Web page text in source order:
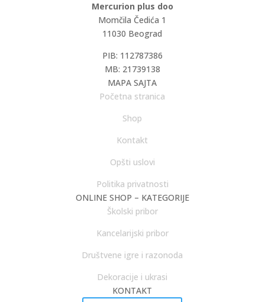
Mercurion plus doo
Momčila Čedića 1
11030 Beograd
PIB: 112787386
MB: 21739138
MAPA SAJTA
Početna stranica
Shop
Kontakt
Opšti uslovi
Politika privatnosti
ONLINE SHOP – KATEGORIJE
Školski pribor
Kancelarijski pribor
Društvene igre i razonoda
Dekoracije i ukrasi
KONTAKT